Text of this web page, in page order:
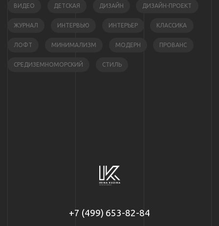
ВИДЕО ДЕТСКАЯ ДИЗАЙН ДИЗАЙН-ПРОЕКТ
ЖУРНАЛ ИНТЕРВЬЮ ИНТЕРЬЕР КЛАССИКА
ЛОФТ МИНИМАЛИЗМ МОДЕРН ПРОВАНС
СРЕДИЗЕМНОМОРСКИЙ СТИЛЬ
+7 (499) 653-82-84